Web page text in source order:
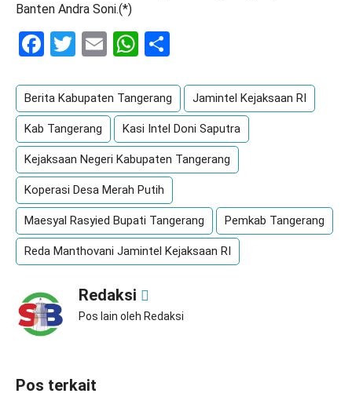
Banten Andra Soni.(*)
Facebook
Twitter
EmailWhatsApp
Berita Kabupaten Tangerang Jamintel Kejaksaan RI
Kab Tangerang Kasi Intel Doni Saputra
Kejaksaan Negeri Kabupaten Tangerang
Koperasi Desa Merah Putih
Maesyal Rasyied Bupati Tangerang Pemkab Tangerang
Reda Manthovani Jamintel Kejaksaan RI
Redaksi
Pos lain oleh Redaksi
Pos terkait